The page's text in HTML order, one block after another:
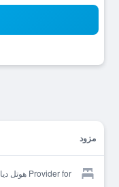
مزود
Provider for هوتل ديامانت